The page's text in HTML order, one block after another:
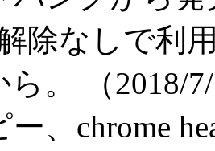
除なしで利
ら。 （
、chrome